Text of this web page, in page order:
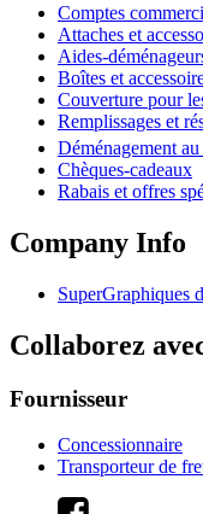
Comptes
Attaches et
Aides-
Boîtes et
Couverture pour
Remplissages et
Déménagement
Chèques-cadeaux
Rabais et offres
Company Info
SuperGraphiques
Collaborez
Fournisseur
Concessionnaire
Transporteur de